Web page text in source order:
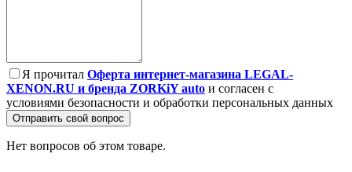
Я прочитал Оферта интернет-магазина LEGAL-
XENON.RU и бренда ZORKiY auto и согласен с
условиями безопасности и обработки персональных данных
Отправить свой вопрос
Нет вопросов об этом товаре.